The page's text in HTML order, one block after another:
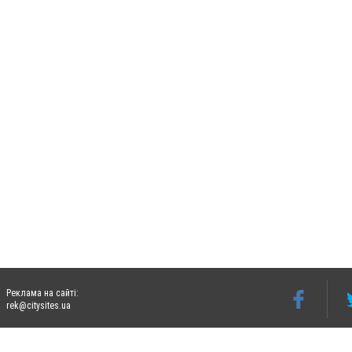
Реклама на сайті:
rek@citysites.ua